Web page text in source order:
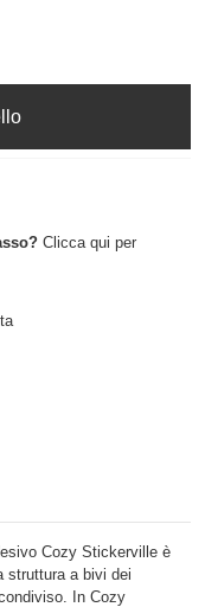
Clicca qui per
Cozy Stickerville è
struttura a bivi dei
In Cozy